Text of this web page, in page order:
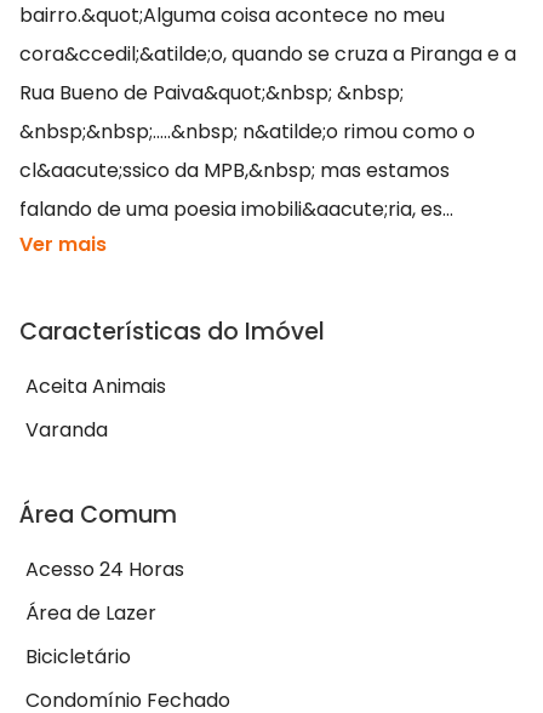
bairro.&quot;Alguma coisa acontece no meu
cora&ccedil;&atilde;o, quando se cruza a Piranga e a
Rua Bueno de Paiva&quot;&nbsp; &nbsp;
&nbsp;&nbsp;.....&nbsp; n&atilde;o rimou como o
cl&aacute;ssico da MPB,&nbsp; mas estamos
falando de uma poesia imobili&aacute;ria, es...
Ver mais
Características do Imóvel
Aceita Animais
Varanda
Área Comum
Acesso 24 Horas
Área de Lazer
Bicicletário
Condomínio Fechado